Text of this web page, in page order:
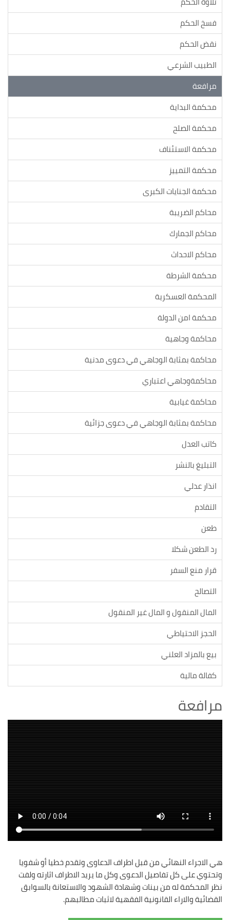
فسخ الحكم
نقض الحكم
الطبيب الشرعي
مرافعة
محكمة البداية
محكمة الصلح
محكمة الاستئناف
محكمة التمييز
محكمة الجنايات الكبرى
محاكم الضريبة
محاكم الجمارك
محاكم الاحداث
محكمة الشرطة
المحكمة العسكرية
محكمة امن الدولة
محاكمة وجاهية
محاكمة بمثابة الوجاهي في دعوى مدنية
محاكمةوجاهي اعتباري
محاكمة غيابية
محاكمة بمثابة الوجاهي في دعوى جزائية
كاتب العدل
التبليغ بالنشر
انذار عدلي
التقادم
طعن
رد الطعن شكلا
قرار منع السفر
التصالح
المال المنقول و المال غير المنقول
الحجز الاحتياطي
بيع بالمزاد العلني
كفالة مالية
مرافعة
هي الاجراء النهائي من قبل اطراف الدعاوى وتقدم خطيا أو شفويا
وتحتوي على كل تفاصيل الدعوى وكل ما يريد الاطراف اثارته ولفت
نظر المحكمة له من بينات وشهادة الشهود والاستعانة بالسوابق
القضائية والاراء القانونية الفقهية لاثبات مطالبهم.